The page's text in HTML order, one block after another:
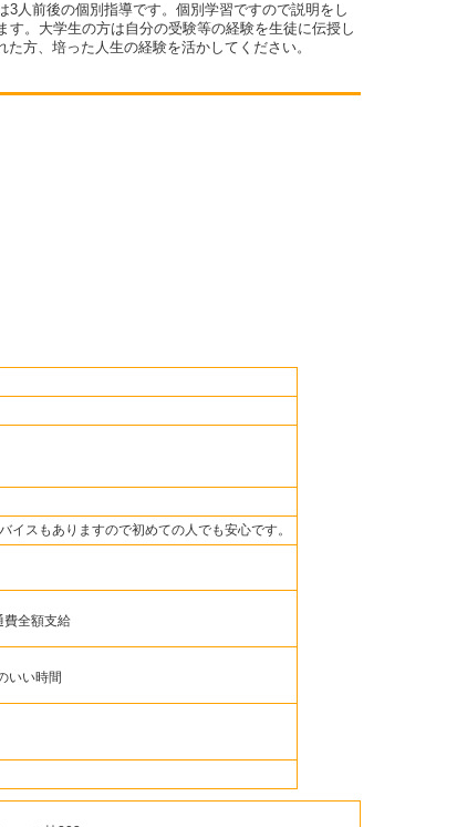
人前後の個別指導です。個別学習ですので説明をし
。大学生の方は自分の受験等の経験を生徒に伝授し
方、培った人生の経験を活かしてください。
イスもありますので初めての人でも安心です。
費全額支給
いい時間